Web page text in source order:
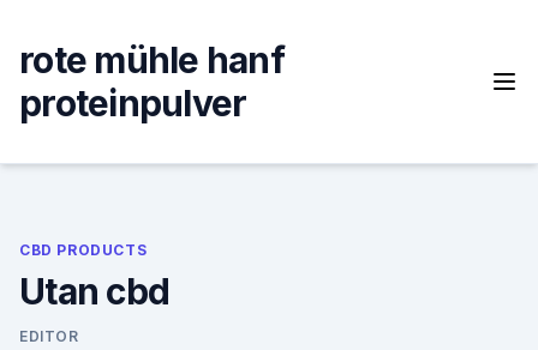
content
rote mühle hanf
proteinpulver
CBD PRODUCTS
Utan cbd
EDITOR